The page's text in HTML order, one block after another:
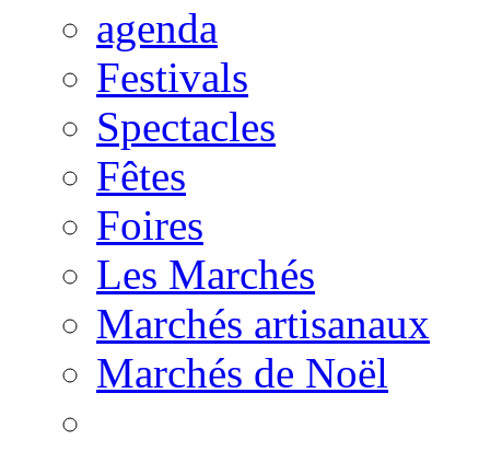
agenda
Festivals
Spectacles
Fêtes
Foires
Les Marchés
Marchés artisanaux
Marchés de Noël